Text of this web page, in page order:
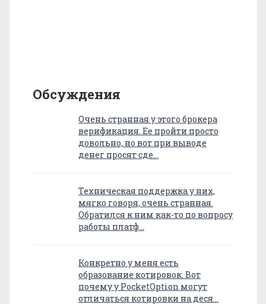
Обсуждения
Очень странная у этого брокера
верификация. Ее пройти просто
довольно, но вот при выводе
денег просят сде…
Техническая поддержка у них,
мягко говоря, очень странная.
Обратился к ним как-то по вопросу
работы платф…
Конкретно у меня есть
образование котировок. Вот
почему у PocketOption могут
отличаться котировки на деся…